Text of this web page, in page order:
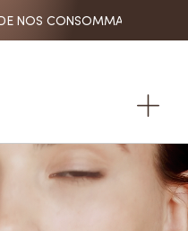
HAIR. MY STORY.
